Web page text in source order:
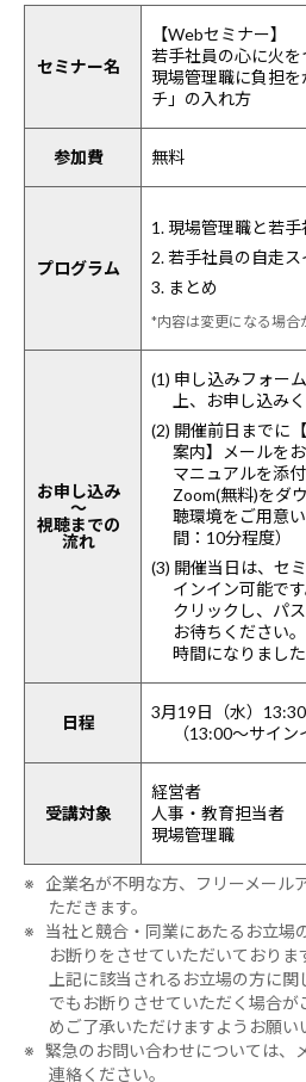
セミナー名
【Webセミナー】
若手社員の心に火を
現場管理職に負担
チ」の入れ方
参加費 無料
プログラム
1. 現場管理職と若
2. 若手社員の自走ス
3. まとめ
*内容は変更になる場合
お申し込み
～
視聴までの
流れ
(1) 申し込みフォー
上、お申し込みく
(2) 開催前日までに
案内】メールを
マニュアルを添
Zoom(無料)をダ
聴環境をご用意
間：10分程度）
(3) 開催当日は、セ
インイン可能で
クリックし、パ
お待ちください。
時間になりまし
日程
3月19日（水）
（13:00～サイン
受講対象
経営者
人事・教育担当者
現場管理職
※ 企業名が不明な方、フリーメール
ただきます。
※ 当社と競合・同業にあたるお立場
お断りをさせていただいておりま
上記に該当されるお立場の方に
でもお断りさせていただく場合が
めご了承いただけますようお願い
※ 緊急のお問い合わせについては、
連絡ください。